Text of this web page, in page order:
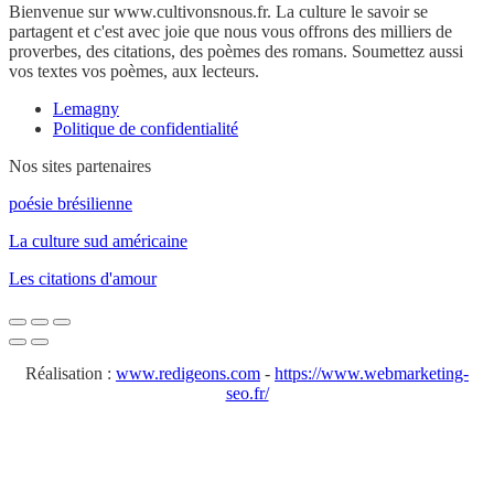
Bienvenue sur www.cultivonsnous.fr. La culture le savoir se
partagent et c'est avec joie que nous vous offrons des milliers de
proverbes, des citations, des poèmes des romans. Soumettez aussi
vos textes vos poèmes, aux lecteurs.
Lemagny
Politique de confidentialité
Nos sites partenaires
poésie brésilienne
La culture sud américaine
Les citations d'amour
Réalisation : www.redigeons.com - https://www.webmarketing-
seo.fr/